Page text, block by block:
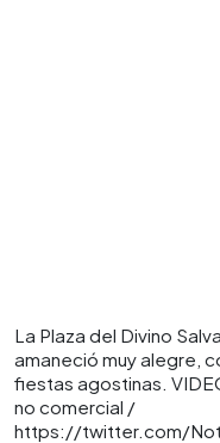
La Plaza del Divino
amaneció muy alegre,
fiestas agostinas.
no comercial /
https://twitter.com/